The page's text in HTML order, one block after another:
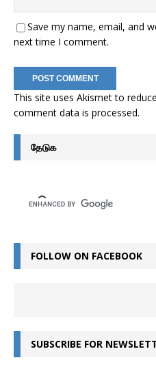
Save my name, email, and
next time I comment.
This site uses Akismet to
comment data is processed.
தேடுக
FOLLOW ON FACEBOOK
SUBSCRIBE FOR